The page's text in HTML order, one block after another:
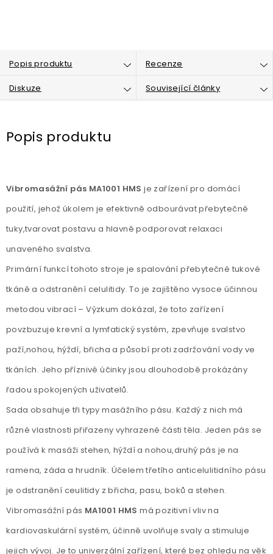
Popis produktu Recenze
Diskuze Související články
Popis produktu
Vibromasážní pás MA1001 HMS je zařízení pro domácí
použití, jehož úkolem je efektivně odbourávat přebytečné
tuky,tvarovat postavu a hlavně podporovat relaxaci
unaveného svalstva.
Primární funkcí tohoto stroje je spalování přebytečné tukové
tkáně a odstranění celulitidy. To je zajištěno vysoce účinnou
metodou vibrací – Výzkum dokázal, že toto zařízení
povzbuzuje krevní a lymfatický systém, zpevňuje svalstvo
paží,nohou, hýždí, břicha a působí proti zadržování vody ve
tkáních. Jeho příznivé účinky jsou dlouhodobě prokázány
řadou spokojených uživatelů.
Sada obsahuje tři typy masážního pásu. Každý z nich má
různé vlastnosti přiřazeny vyhrazené části těla. Jeden pás se
používá k masáži stehen, hýždí a nohou,druhý pás je na
ramena, záda a hrudník. Účelem třetího anticelulitidního pásu
je odstranění ceulitidy z břicha, pasu, boků a stehen.
Vibromasážní pás MA1001 HMS má pozitivní vliv na
kardiovaskulární systém, účinně uvolňuje svaly a stimuluje
jejich vývoj. Je to univerzální zařízení, které bez ohledu na věk